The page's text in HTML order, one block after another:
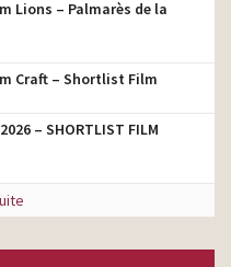
Lions – Palmarès de la
Craft – Shortlist Film
– SHORTLIST FILM